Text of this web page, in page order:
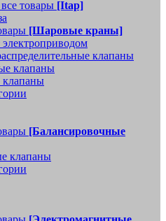
товары [Itap]
[Шаровые краны]
клапаны
клапаны
клапаны
[Балансировочные
клапаны